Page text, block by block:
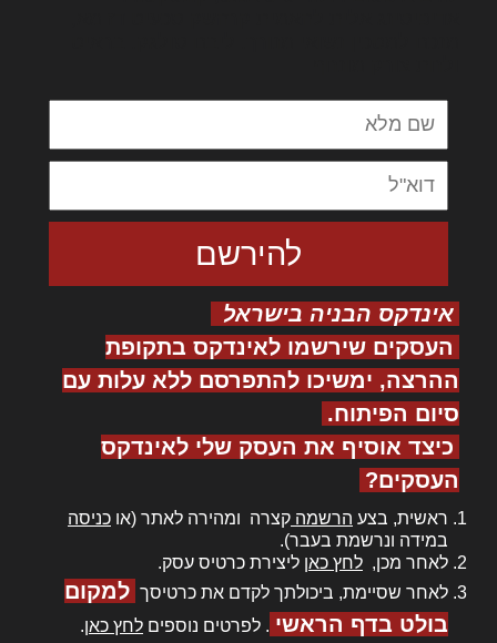
אינדקס הבניה בישראל
העסקים שירשמו לאינדקס בתקופת
ההרצה, ימשיכו להתפרסם ללא עלות עם
סיום הפיתוח.
כיצד אוסיף את העסק שלי לאינדקס
העסקים?
ראשית, בצע הרשמה קצרה ומהירה לאתר (או כניסה
במידה ונרשמת בעבר).
לאחר מכן, לחץ כאן ליצירת כרטיס עסק.
לאחר שסיימת, ביכולתך לקדם את כרטיסך למקום
בולט בדף הראשי . לפרטים נוספים לחץ כאן.